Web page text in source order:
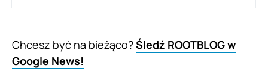
Chcesz być na bieżąco?Śledź ROOTBLOG w
Google News!